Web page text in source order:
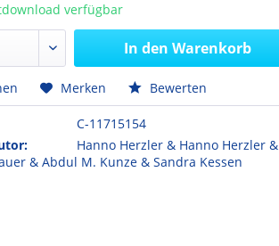
verfügbar
In den Warenkorb
Merken Bewerten
C-11715154
Hanno Herzler & Hanno Herzler &
& Abdul M. Kunze & Sandra Kessen